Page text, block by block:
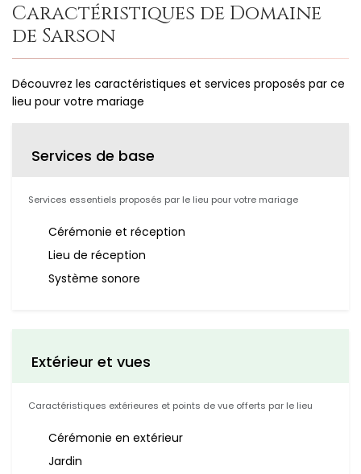
Caractéristiques de Domaine
de Sarson
Découvrez les caractéristiques et services proposés par ce
lieu pour votre mariage
Services de base
Services essentiels proposés par le lieu pour votre mariage
Cérémonie et réception
Lieu de réception
Système sonore
Extérieur et vues
Caractéristiques extérieures et points de vue offerts par le lieu
Cérémonie en extérieur
Jardin